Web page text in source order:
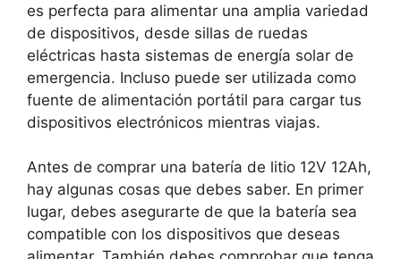
es perfecta para alimentar una amplia variedad
de dispositivos, desde sillas de ruedas
eléctricas hasta sistemas de energía solar de
emergencia. Incluso puede ser utilizada como
fuente de alimentación portátil para cargar tus
dispositivos electrónicos mientras viajas.
Antes de comprar una batería de litio 12V 12Ah,
hay algunas cosas que debes saber. En primer
lugar, debes asegurarte de que la batería sea
compatible con los dispositivos que deseas